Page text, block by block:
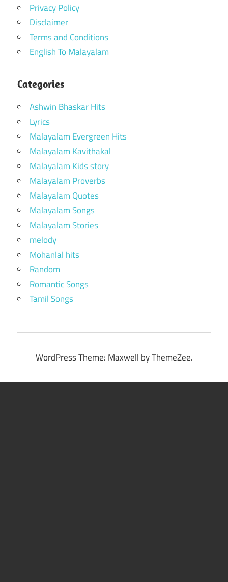
Privacy Policy
Disclaimer
Terms and Conditions
English To Malayalam
Categories
Ashwin Bhaskar Hits
Lyrics
Malayalam Evergreen Hits
Malayalam Kavithakal
Malayalam Kids story
Malayalam Proverbs
Malayalam Quotes
Malayalam Songs
Malayalam Stories
melody
Mohanlal hits
Random
Romantic Songs
Tamil Songs
WordPress Theme: Maxwell by ThemeZee.